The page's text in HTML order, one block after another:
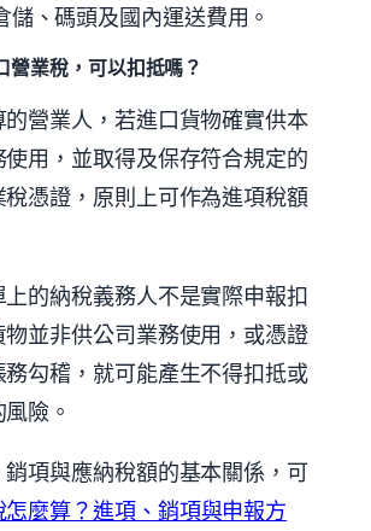
儲、碼頭及國內運送費用。
營業稅，可以扣抵嗎？
營業人，若進口貨物確實供本
用，並取得及保存符合規定的
憑證，原則上可作為進項稅額
的納稅義務人不是實際申報扣
並非供公司業務使用，或憑證
勾稽，就可能產生不得扣抵或
險。
項與應納稅額的基本關係，可
怎麼算？進項、銷項與申報方